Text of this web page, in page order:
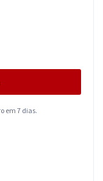
em 7 dias.